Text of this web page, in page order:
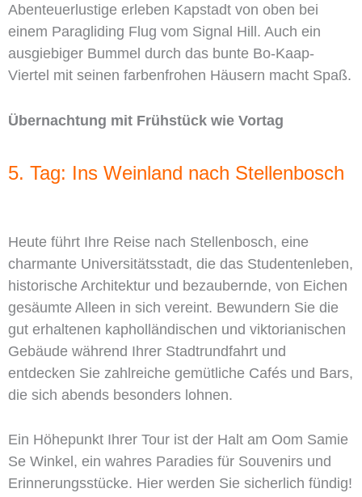
Abenteuerlustige erleben Kapstadt von oben bei
einem Paragliding Flug vom Signal Hill. Auch ein
ausgiebiger Bummel durch das bunte Bo-Kaap-
Viertel mit seinen farbenfrohen Häusern macht Spaß.
Übernachtung mit Frühstück wie Vortag
5. Tag: Ins Weinland nach Stellenbosch
Heute führt Ihre Reise nach Stellenbosch, eine
charmante Universitätsstadt, die das Studentenleben,
historische Architektur und bezaubernde, von Eichen
gesäumte Alleen in sich vereint. Bewundern Sie die
gut erhaltenen kapholländischen und viktorianischen
Gebäude während Ihrer Stadtrundfahrt und
entdecken Sie zahlreiche gemütliche Cafés und Bars,
die sich abends besonders lohnen.
Ein Höhepunkt Ihrer Tour ist der Halt am Oom Samie
Se Winkel, ein wahres Paradies für Souvenirs und
Erinnerungsstücke. Hier werden Sie sicherlich fündig!